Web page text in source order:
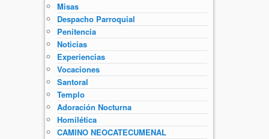
Misas
Despacho Parroquial
Penitencia
Noticias
Experiencias
Vocaciones
Santoral
Templo
Adoración Nocturna
Homilética
CAMINO NEOCATECUMENAL